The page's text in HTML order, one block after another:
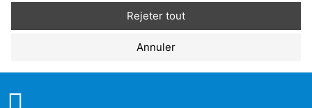
Cookies de performance
Annuler
Rejeter tout